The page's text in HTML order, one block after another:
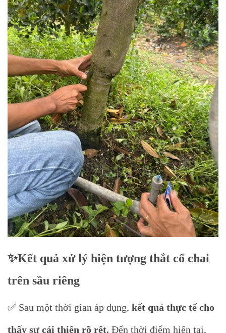
✨Kết quả xử lý hiện tượng thắt cổ chai
trên sầu riêng
✅ Sau một thời gian áp dụng, kết quả thực tế cho
thấy sự cải thiện rõ rệt. Đến thời điểm hiện tại,